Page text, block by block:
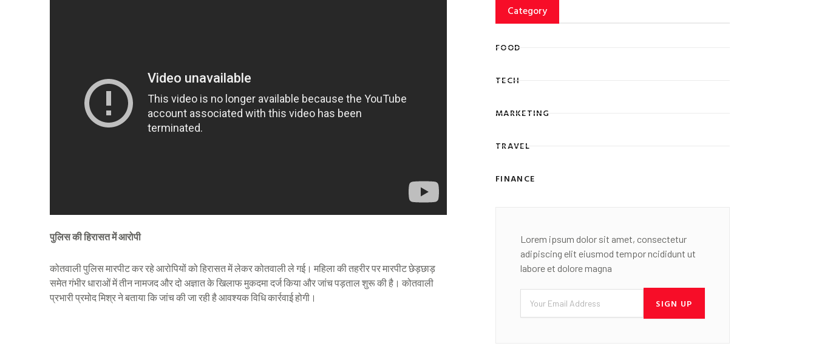
पुलिस की हिरासत में आरोपी
कोतवाली पुलिस मारपीट कर रहे आरोपियों को हिरासत में लेकर कोतवाली ले गई। महिला की तहरीर पर मारपीट छेड़छाड़
समेत गंभीर धाराओं में तीन नामजद और दो अज्ञात के खिलाफ मुकदमा दर्ज किया और जांच पड़ताल शुरू की है। कोतवाली
प्रभारी प्रमोद मिश्र ने बताया कि जांच की जा रही है आवश्यक विधि कार्रवाई होगी।
Category
FOOD
TECH
MARKETING
TRAVEL
FINANCE
Lorem ipsum dolor sit amet, consectetur
adipiscing elit eiusmod tempor ncididunt ut
labore et dolore magna
Email SIGN UP